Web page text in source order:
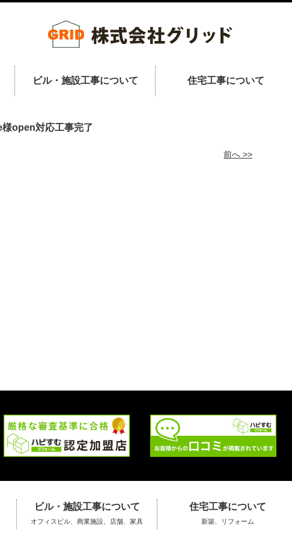
ビル・施設工事について 住宅工事について
open対応工事完了
前へ >>
ビル・施設工事について
オフィスビル、商業施設、店舗、家具
住宅工事について
新築、リフォーム